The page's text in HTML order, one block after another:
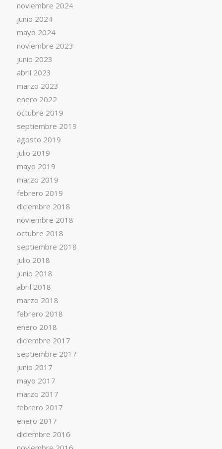
noviembre 2024
junio 2024
mayo 2024
noviembre 2023
junio 2023
abril 2023
marzo 2023
enero 2022
octubre 2019
septiembre 2019
agosto 2019
julio 2019
mayo 2019
marzo 2019
febrero 2019
diciembre 2018
noviembre 2018
octubre 2018
septiembre 2018
julio 2018
junio 2018
abril 2018
marzo 2018
febrero 2018
enero 2018
diciembre 2017
septiembre 2017
junio 2017
mayo 2017
marzo 2017
febrero 2017
enero 2017
diciembre 2016